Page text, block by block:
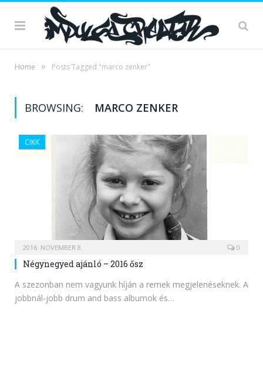
Home » Posts Tagged "marco zenker"
BROWSING: MARCO ZENKER
CIKK
2016. NOVEMBER 8. 0
Négynegyed ajánló – 2016 ősz
A szezonban nem vagyunk híján a remek megjelenéseknek. A
jobbnál-jobb drum and bass albumok és…